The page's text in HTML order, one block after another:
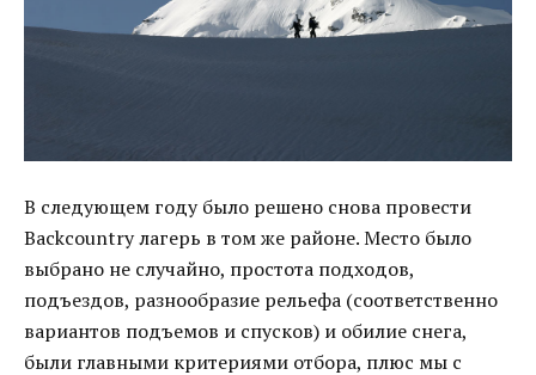
В следующем году было решено снова провести
Backcountry лагерь в том же районе. Место было
выбрано не случайно, простота подходов,
подъездов, разнообразие рельефа (соответственно
вариантов подъемов и спусков) и обилие снега,
были главными критериями отбора, плюс мы с